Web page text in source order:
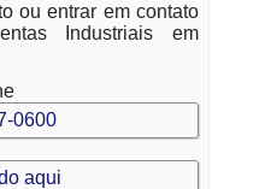
ou entrar em contato
Industriais em
0600
aqui